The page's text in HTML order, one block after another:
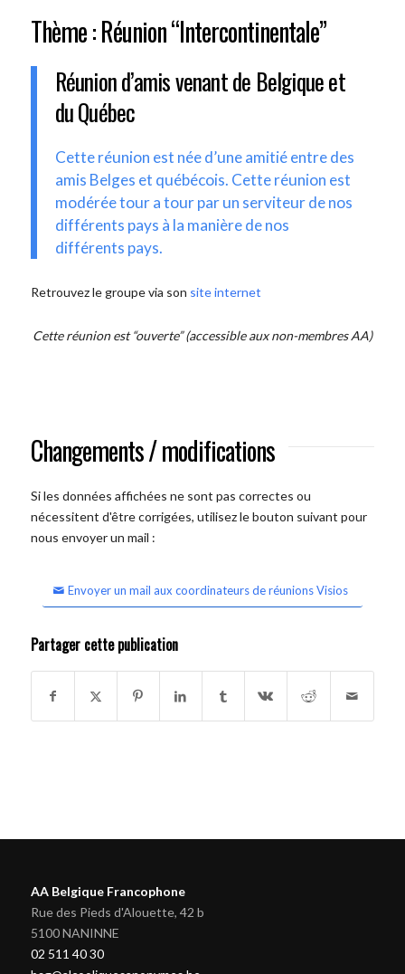
Thème : Réunion “Intercontinentale”
Réunion d’amis venant de Belgique et
du Québec
Cette réunion est née d’une amitié entre des
amis Belges et québécois. Cette réunion est
modérée tour a tour par un serviteur de nos
différents pays à la manière de nos
différents pays.
Retrouvez le groupe via son site internet
Cette réunion est “ouverte” (accessible aux non-membres AA)
Changements / modifications
Si les données affichées ne sont pas correctes ou
nécessitent d'être corrigées, utilisez le bouton suivant pour
nous envoyer un mail :
Envoyer un mail aux coordinateurs de réunions Visios
Partager cette publication
AA Belgique Francophone
Rue des Pieds d'Alouette, 42 b
5100 NANINNE
02 511 40 30